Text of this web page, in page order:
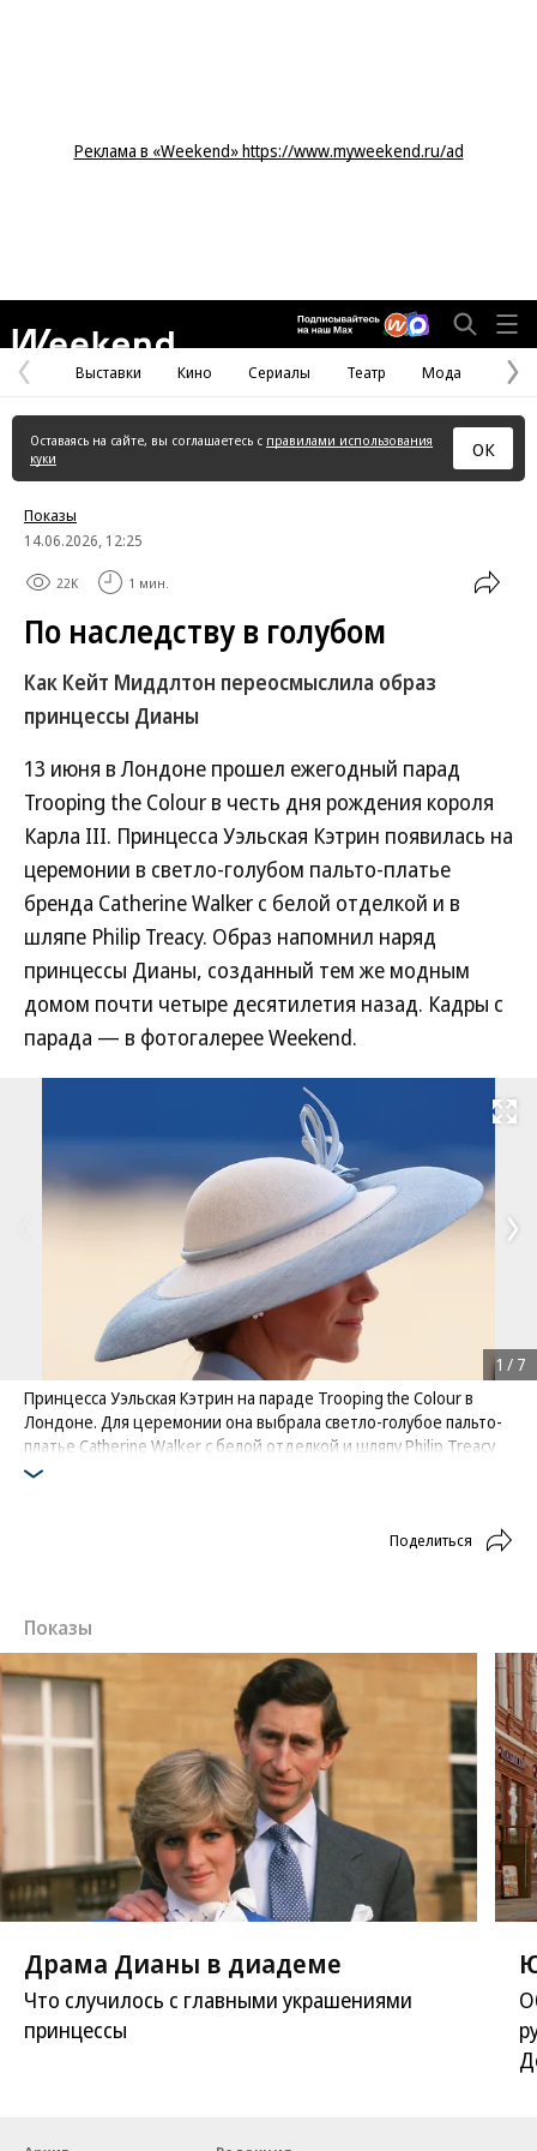
Реклама в «Weekend» https://www.myweekend.ru/ad
Предыдущая
страница
Выставки Кино Сериалы Театр Мода
Оставаясь на сайте, вы соглашаетесь с правилами использования
куки
ОК
Показы
14.06.2026, 12:25
22K 1 мин.
По наследству в голубом
Как Кейт Миддлтон переосмыслила образ
принцессы Дианы
13 июня в Лондоне прошел ежегодный парад
Trooping the Colour в честь дня рождения короля
Карла III. Принцесса Уэльская Кэтрин появилась на
церемонии в светло-голубом пальто-платье
бренда Catherine Walker с белой отделкой и в
шляпе Philip Treacy. Образ напомнил наряд
принцессы Дианы, созданный тем же модным
домом почти четыре десятилетия назад. Кадры с
парада — в фотогалерее Weekend.
Развернуть
Принцесса Уэльская Кэтрин на параде Trooping the Colour в
Лондоне. Для церемонии она выбрала светло-голубое пальто-
платье Catherine Walker с белой отделкой и шляпу Philip Treacy
— сочетание, отсылающее к одному из образов принцессы
1 / 7
Поделиться
Показы
Драма Дианы в диадеме
Что случилось с главными украшениями
принцессы